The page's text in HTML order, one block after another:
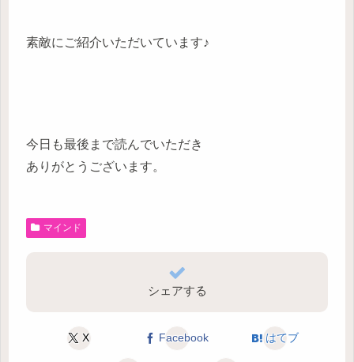
素敵にご紹介いただいています♪
今日も最後まで読んでいただき
ありがとうございます。
マインド
シェアする
X Facebook はてブ